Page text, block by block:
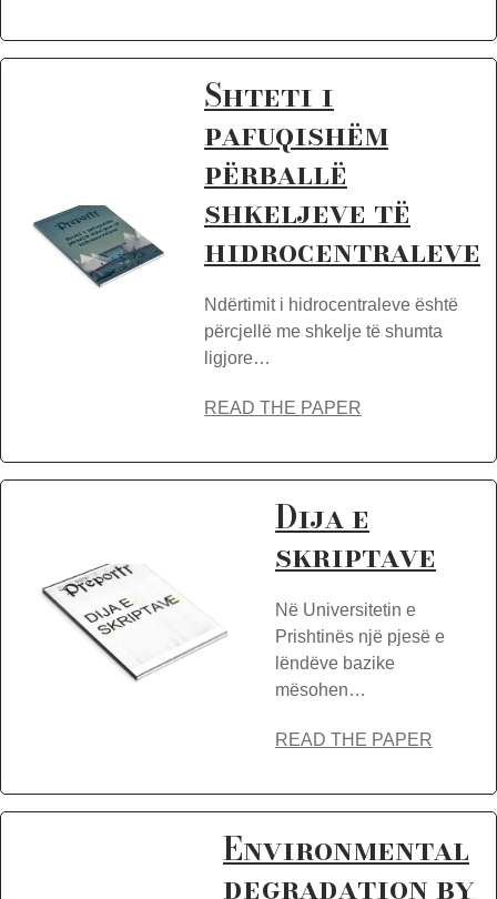
Shteti i
pafuqishëm
përballë
shkeljeve të
hidrocentraleve
Ndërtimit i hidrocentraleve është
përcjellë me shkelje të shumta
ligjore…
READ THE PAPER
Dija e
skriptave
Në Universitetin e
Prishtinës një pjesë e
lëndëve bazike
mësohen…
READ THE PAPER
Environmental
degradation by